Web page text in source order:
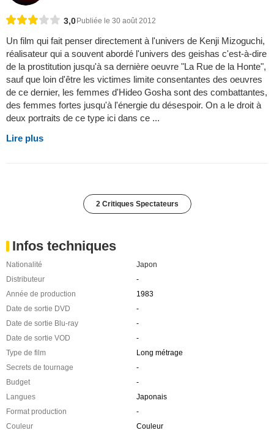
3,0Publiée le 30 août 2012
Un film qui fait penser directement à l'univers de Kenji Mizoguchi,
réalisateur qui a souvent abordé l'univers des geishas c'est-à-dire
de la prostitution jusqu'à sa dernière oeuvre "La Rue de la Honte",
sauf que loin d'être les victimes limite consentantes des oeuvres
de ce dernier, les femmes d'Hideo Gosha sont des combattantes,
des femmes fortes jusqu'à l'énergie du désespoir. On a le droit à
deux portraits de ce type ici dans ce ...
Lire plus
2 Critiques Spectateurs
Infos techniques
Nationalité
Japon
Distributeur
-
Année de production
1983
Date de sortie DVD
-
Date de sortie Blu-ray
-
Date de sortie VOD
-
Type de film
Long métrage
Secrets de tournage
-
Budget
-
Langues
Japonais
Format production
-
Couleur
Couleur